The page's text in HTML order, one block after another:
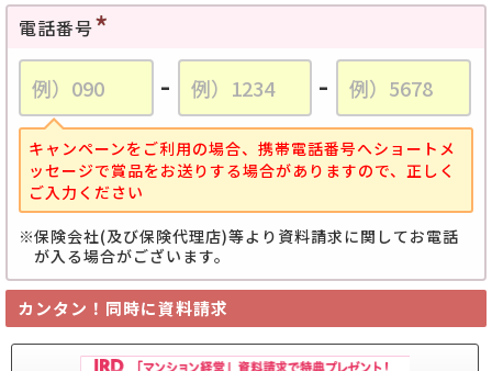
電話番号
- -
キャンペーンをご利用の場合、携帯電話番号へショートメ
ッセージで賞品をお送りする場合がありますので、正しく
ご入力ください
保険会社(及び保険代理店)等より資料請求に関してお電話
が入る場合がございます。
カンタン！同時に資料請求